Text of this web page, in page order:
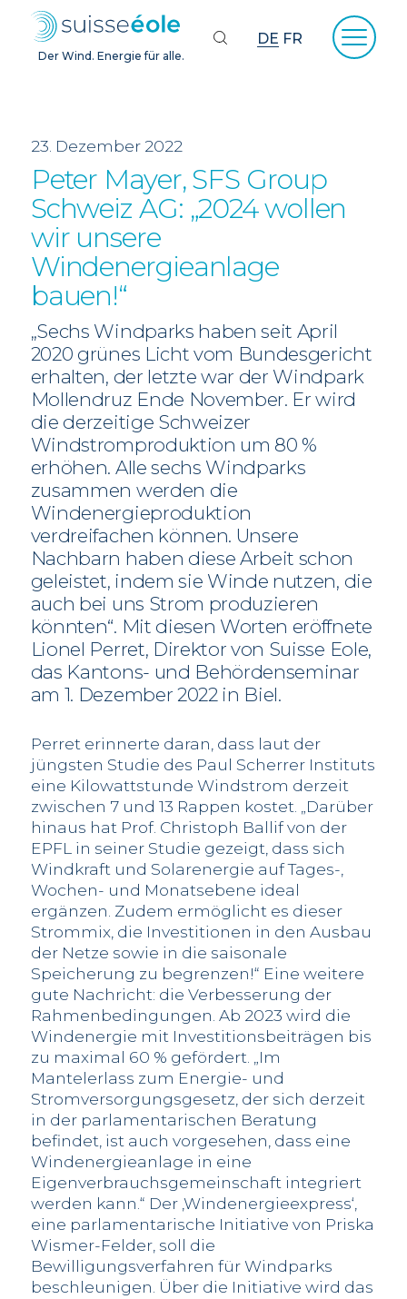
Der Wind. Energie für alle.
DE FR
23. Dezember 2022
Peter Mayer, SFS Group
Schweiz AG: „2024 wollen
wir unsere
Windenergieanlage
bauen!“
„Sechs Windparks haben seit April
2020 grünes Licht vom Bundesgericht
erhalten, der letzte war der Windpark
Mollendruz Ende November. Er wird
die derzeitige Schweizer
Windstromproduktion um 80 %
erhöhen. Alle sechs Windparks
zusammen werden die
Windenergieproduktion
verdreifachen können. Unsere
Nachbarn haben diese Arbeit schon
geleistet, indem sie Winde nutzen, die
auch bei uns Strom produzieren
könnten“. Mit diesen Worten eröffnete
Lionel Perret, Direktor von Suisse Eole,
das Kantons- und Behördenseminar
am 1. Dezember 2022 in Biel.
Perret erinnerte daran, dass laut der
jüngsten Studie des Paul Scherrer Instituts
eine Kilowattstunde Windstrom derzeit
zwischen 7 und 13 Rappen kostet. „Darüber
hinaus hat Prof. Christoph Ballif von der
EPFL in seiner Studie gezeigt, dass sich
Windkraft und Solarenergie auf Tages-,
Wochen- und Monatsebene ideal
ergänzen. Zudem ermöglicht es dieser
Strommix, die Investitionen in den Ausbau
der Netze sowie in die saisonale
Speicherung zu begrenzen!“ Eine weitere
gute Nachricht: die Verbesserung der
Rahmenbedingungen. Ab 2023 wird die
Windenergie mit Investitionsbeiträgen bis
zu maximal 60 % gefördert. „Im
Mantelerlass zum Energie- und
Stromversorgungsgesetz, der sich derzeit
in der parlamentarischen Beratung
befindet, ist auch vorgesehen, dass eine
Windenergieanlage in eine
Eigenverbrauchsgemeinschaft integriert
werden kann.“ Der ‚Windenergieexpress‘,
eine parlamentarische Initiative von Priska
Wismer-Felder, soll die
Bewilligungsverfahren für Windparks
beschleunigen. Über die Initiative wird das